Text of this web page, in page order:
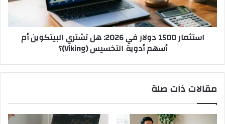
تشتري
البيتكوين
أم
أسهم
استثمار 1500 دولار في 2026: هل تشتري البيتكوين أم
أسهم أدوية التخسيس (Viking)؟
مقالات ذات صلة